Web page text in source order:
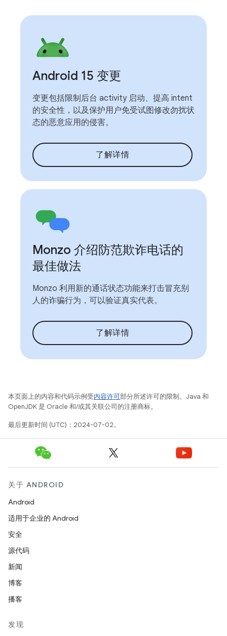
Android 15 变更
变更包括限制后台 activity 启动、提高 intent
的安全性，以及保护用户免受试图修改勿扰状
态的恶意应用的侵害。
了解详情
Monzo 介绍防范欺诈电话的
最佳做法
Monzo 利用新的通话状态功能来打击冒充别
人的诈骗行为，可以验证真实代表。
了解详情
本页面上的内容和代码示例受内容许可部分所述许可的限制。Java 和
OpenJDK 是 Oracle 和/或其关联公司的注册商标。
最后更新时间 (UTC)：2024-07-02。
关于 ANDROID
Android
适用于企业的 Android
安全
源代码
新闻
博客
播客
发现